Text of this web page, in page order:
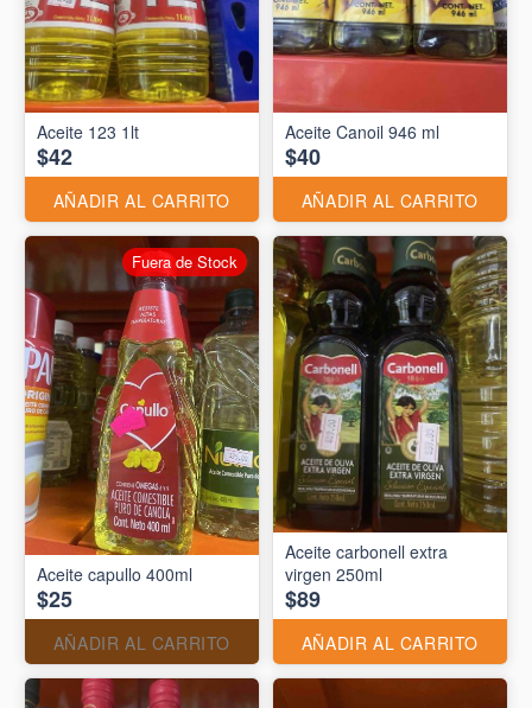
Aceite 123 1lt
$42
AÑADIR AL CARRITO
Aceite Canoil 946 ml
$40
AÑADIR AL CARRITO
Aceite capullo 400ml
$25
AÑADIR AL CARRITO
Fuera de Stock
Aceite carbonell extra
virgen 250ml
$89
AÑADIR AL CARRITO